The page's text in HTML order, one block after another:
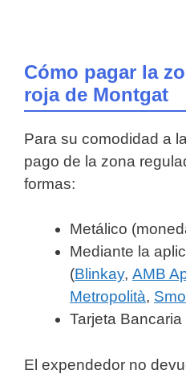
Cómo pagar la
roja de Montgat
Para su comodidad a
pago de la zona
formas:
Metálico
Mediante la
(Blinkay, AMB
Metropolità,
Tarjeta
El expendedor no